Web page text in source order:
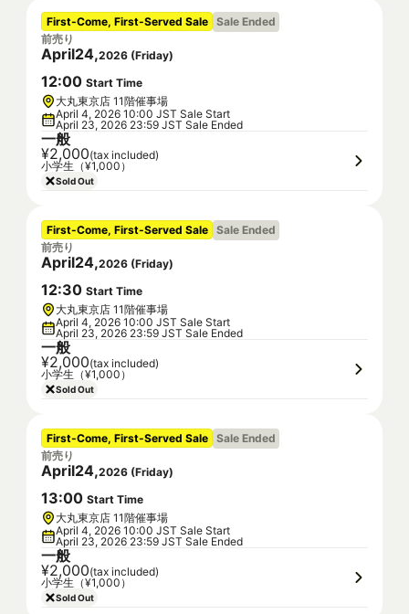
First-Come, First-Served Sale Sale Ended
前売り
April24,2026 (Friday)
12:00 Start Time
大丸東京店 11階催事場
April 4, 2026 10:00 JST Sale Start
April 23, 2026 23:59 JST Sale Ended
一般
¥2,000(tax included)
小学生（¥1,000）
Sold Out
First-Come, First-Served Sale Sale Ended
前売り
April24,2026 (Friday)
12:30 Start Time
大丸東京店 11階催事場
April 4, 2026 10:00 JST Sale Start
April 23, 2026 23:59 JST Sale Ended
一般
¥2,000(tax included)
小学生（¥1,000）
Sold Out
First-Come, First-Served Sale Sale Ended
前売り
April24,2026 (Friday)
13:00 Start Time
大丸東京店 11階催事場
April 4, 2026 10:00 JST Sale Start
April 23, 2026 23:59 JST Sale Ended
一般
¥2,000(tax included)
小学生（¥1,000）
Sold Out